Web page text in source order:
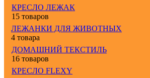
КРЕСЛО ЛЕЖАК
15 товаров
ЛЕЖАНКИ ДЛЯ ЖИВОТНЫХ
4 товара
ДОМАШНИЙ ТЕКСТИЛЬ
16 товаров
КРЕСЛО FLEXY